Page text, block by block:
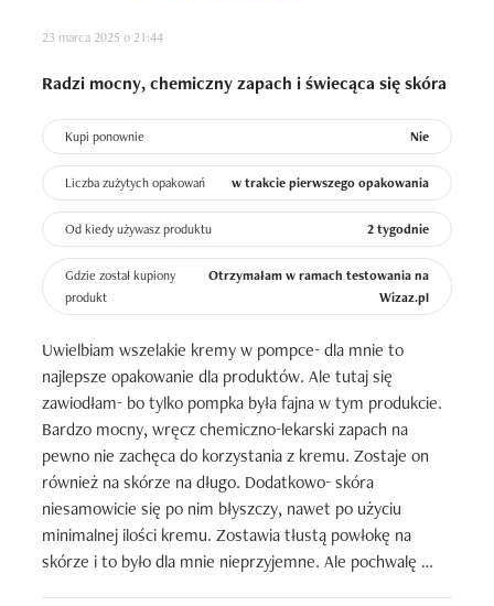
23 marca 2025 o 21:44
Radzi mocny, chemiczny zapach i świecąca się skóra
Kupi ponownie Nie
Liczba zużytych opakowań w trakcie pierwszego opakowania
Od kiedy używasz produktu 2 tygodnie
Gdzie został kupiony
produkt
Otrzymałam w ramach testowania na
Wizaz.pl
Uwielbiam wszelakie kremy w pompce- dla mnie to
najlepsze opakowanie dla produktów. Ale tutaj się
zawiodłam- bo tylko pompka była fajna w tym produkcie.
Bardzo mocny, wręcz chemiczno-lekarski zapach na
pewno nie zachęca do korzystania z kremu. Zostaje on
również na skórze na długo. Dodatkowo- skóra
niesamowicie się po nim błyszczy, nawet po użyciu
minimalnej ilości kremu. Zostawia tłustą powłokę na
skórze i to było dla mnie nieprzyjemne. Ale pochwalę